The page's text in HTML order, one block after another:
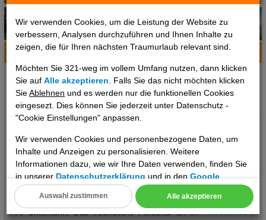
Wir verwenden Cookies, um die Leistung der Website zu
verbessern, Analysen durchzuführen und Ihnen Inhalte zu
zeigen, die für Ihren nächsten Traumurlaub relevant sind.
Möchten Sie 321-weg im vollem Umfang nutzen, dann klicken
Sie aufAlle akzeptieren . Falls Sie das nicht möchten klicken
SieAblehnen und es werden nur die funktionellen Cookies
eingesezt. Dies können Sie jederzeit unter Datenschutz -
"Cookie Einstellungen" anpassen.
Wir verwenden Cookies und personenbezogene Daten, um
Inhalte und Anzeigen zu personalisieren. Weitere
Informationen dazu, wie wir Ihre Daten verwenden, finden Sie
in unsererDatenschutzerklärung und in denGoogle
Datenschutz- und Nutzungsbedingungen
Cookie Einstellungen
Alle akzeptieren
Auswahl zustimmen
Hotelinfo Bilder Karte
Boston, Massachusetts, USA
Klima zum Reisezeitpunkt:
°C
°C °C
telefonischer 24/7 TUI Service Unser deutsch sprechendes TUI
Kundenservice Team steht Ihnen 24 Stunden, 7 Tage die Woche
digital über die Chatfunktion der myTui App, telefonisch und per
SMS zur Verfügung. Lage: Ort Boston Lage & Umgebung Dieses
Hotel befindet sich unmittelbar im Zentrum von Boston. Das bietet
Ihre Unterkunft: Das freundliche Personal an der Rezeption ist
..weiterlesen